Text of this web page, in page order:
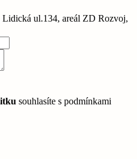
ul.134, areál ZD Rozvoj,
souhlasíte s podmínkami